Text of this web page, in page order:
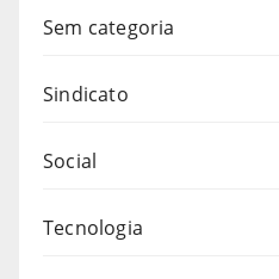
Sem categoria
Sindicato
Social
Tecnologia